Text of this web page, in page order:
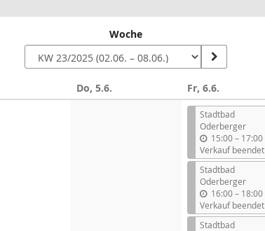
Woche
Do, 5.6. Fr, 6.6.
Stadtbad
Oderberger
15:00–b
i
s
17:00
Verkauf beendet
Stadtbad
Oderberger
16:00–b
i
s
18:00
Verkauf beendet
Stadtbad